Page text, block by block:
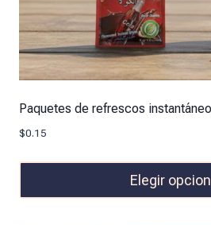
Paquetes de refrescos
$0.15
Elegir